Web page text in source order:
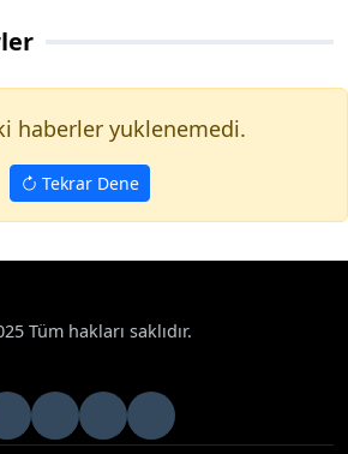
haberler yuklenemedi.
Tekrar Dene
Hanönü’de çiftçilere 30 bin fide dağıtıldı
ilçesinde 160 kişiye 30 bin domates
dağıtıldı